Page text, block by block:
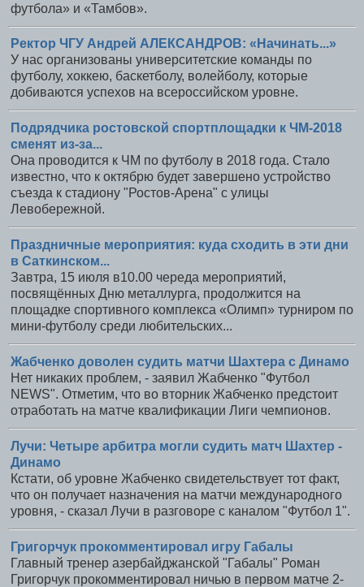
футбола» и «Тамбов».
Ректор ЧГУ Андрей АЛЕКСАНДРОВ: «Начинать...»
У нас организованы университетские команды по
футболу, хоккею, баскетболу, волейболу, которые
добиваются успехов на всероссийском уровне.
Подрядчика ростовской спортплощадки к ЧМ-2018
сменят из-за...
Она проводится к ЧМ по футболу в 2018 года. Стало
известно, что к октябрю будет завершено устройство
съезда к стадиону "Ростов-Арена" с улицы
Левобережной.
Праздничные мероприятия: куда сходить в эти дни
в Саткинском...
Завтра, 15 июля в10.00 череда мероприятий,
посвящённых Дню металлурга, продолжится на
площадке спортивного комплекса «Олимп» турниром по
мини-футболу среди любительских...
Жабченко доволен судить матчи Шахтера с Динамо
Нет никаких проблем, - заявил Жабченко "Футбол
NEWS". Отметим, что во вторник Жабченко предстоит
отработать на матче квалификации Лиги чемпионов.
Лучи: Четыре арбитра могли судить матч Шахтер -
Динамо
Кстати, об уровне Жабченко свидетельствует тот факт,
что он получает назначения на матчи международного
уровня, - сказал Лучи в разговоре с каналом "Футбол 1".
Григорчук прокомментировал игру Габалы
Главный тренер азербайджанской "Габалы" Роман
Григорчук прокомментировал ничью в первом матче 2-